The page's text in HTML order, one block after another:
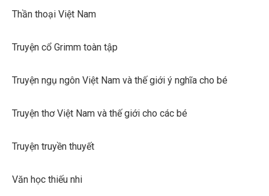
Thần thoại Việt Nam
Truyện cổ Grimm toàn tập
Truyện ngụ ngôn Việt Nam và thế giới ý nghĩa cho bé
Truyện thơ Việt Nam và thế giới cho các bé
Truyện truyền thuyết
Văn học thiếu nhi